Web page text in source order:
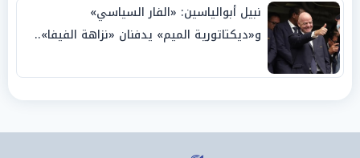
نبيل أبوالياسين: «الفار السياسي»
و«ديكتاتورية الميم» يدفنان «نزاهة الفيفا»..